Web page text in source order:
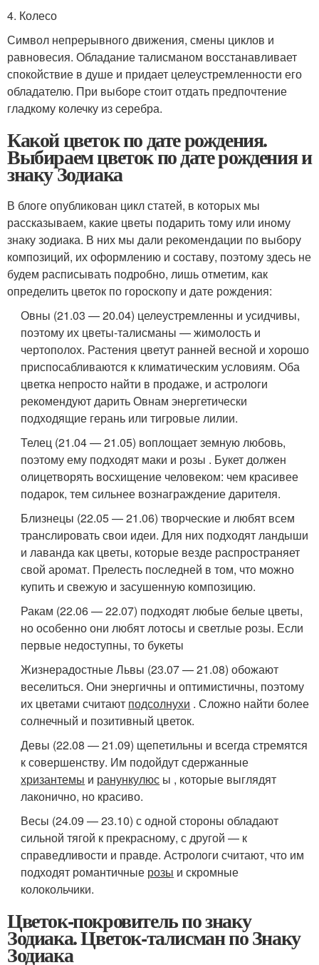
4. Колесо
Символ непрерывного движения, смены циклов и
равновесия. Обладание талисманом восстанавливает
спокойствие в душе и придает целеустремленности его
обладателю. При выборе стоит отдать предпочтение
гладкому колечку из серебра.
Какой цветок по дате рождения.
Выбираем цветок по дате рождения и
знаку Зодиака
В блоге опубликован цикл статей, в которых мы
рассказываем, какие цветы подарить тому или иному
знаку зодиака. В них мы дали рекомендации по выбору
композиций, их оформлению и составу, поэтому здесь не
будем расписывать подробно, лишь отметим, как
определить цветок по гороскопу и дате рождения:
Овны (21.03 — 20.04) целеустремленны и усидчивы,
поэтому их цветы-талисманы — жимолость и
чертополох. Растения цветут ранней весной и хорошо
приспосабливаются к климатическим условиям. Оба
цветка непросто найти в продаже, и астрологи
рекомендуют дарить Овнам энергетически
подходящие герань или тигровые лилии.
Телец (21.04 — 21.05) воплощает земную любовь,
поэтому ему подходят маки и розы . Букет должен
олицетворять восхищение человеком: чем красивее
подарок, тем сильнее вознаграждение дарителя.
Близнецы (22.05 — 21.06) творческие и любят всем
транслировать свои идеи. Для них подходят ландыши
и лаванда как цветы, которые везде распространяет
свой аромат. Прелесть последней в том, что можно
купить и свежую и засушенную композицию.
Ракам (22.06 — 22.07) подходят любые белые цветы,
но особенно они любят лотосы и светлые розы. Если
первые недоступны, то букеты
Жизнерадостные Львы (23.07 — 21.08) обожают
веселиться. Они энергичны и оптимистичны, поэтому
их цветами считают подсолнухи . Сложно найти более
солнечный и позитивный цветок.
Девы (22.08 — 21.09) щепетильны и всегда стремятся
к совершенству. Им подойдут сдержанные
хризантемы и ранункулюс ы , которые выглядят
лаконично, но красиво.
Весы (24.09 — 23.10) с одной стороны обладают
сильной тягой к прекрасному, с другой — к
справедливости и правде. Астрологи считают, что им
подходят романтичные розы и скромные
колокольчики.
Цветок-покровитель по знаку
Зодиака. Цветок-талисман по Знаку
Зодиака